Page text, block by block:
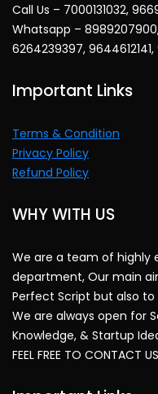
Call Us – 7000131032,
Whatsapp –
6264239397, 9644612141,
Important Links
Terms & Condition
Privacy Policy
Refund Policy
WHY WITH US
We are a team of highly
department, Our main
Perfect Script but also to
We are always open for
Knowledge, & Startup
FEEL FREE TO CONTACT